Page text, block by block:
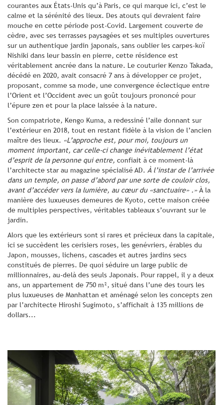
courantes aux États-Unis qu’à Paris, ce qui marque ici, c’est le
calme et la sérénité des lieux. Des atouts qui devraient faire
mouche en cette période post-Covid. Largement couverte de
cèdre, avec ses terrasses paysagées et ses multiples ouvertures
sur un authentique jardin japonais, sans oublier les carpes-koï
Nishiki dans leur bassin en pierre, cette résidence est
véritablement ancrée dans la nature. Le couturier Kenzo Takada,
décédé en 2020, avait consacré 7 ans à développer ce projet,
proposant, comme sa mode, une convergence éclectique entre
l’Orient et l’Occident avec un goût toujours prononcé pour
l’épure zen et pour la place laissée à la nature.
Son compatriote, Kengo Kuma, a redessiné l’aile donnant sur
l’extérieur en 2018, tout en restant fidèle à la vision de l’ancien
maître des lieux. «L’approche est, pour moi, toujours un
moment important, car celle-ci change inévitablement l’état
d’esprit de la personne qui entre, confiait à ce moment-là
l’architecte star au magazine spécialisé AD. À l’instar de l’arrivée
dans un temple, on passe d’abord par une sorte de couloir clos,
avant d’accéder vers la lumière, au cœur du «sanctuaire» .» À la
manière des luxueuses demeures de Kyoto, cette maison créée
de multiples perspectives, véritables tableaux s’ouvrant sur le
jardin.
Alors que les extérieurs sont si rares et précieux dans la capitale,
ici se succèdent les cerisiers roses, les genévriers, érables du
Japon, mousses, lichens, cascades et autres jardins secs
constitués de pierres. De quoi séduire un large public de
millionnaires, au-delà des seuls Japonais. Pour rappel, il y a deux
ans, un appartement de 750 m², situé dans l’une des tours les
plus luxueuses de Manhattan et aménagé selon les concepts zen
par l’architecte Hiroshi Sugimoto, s’affichait à 135 millions de
dollars...